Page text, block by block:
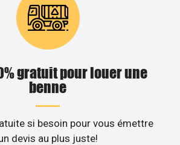
gratuit pour louer une
benne
si besoin pour vous émettre
devis au plus juste!